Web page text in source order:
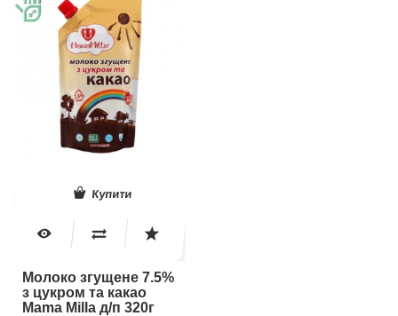
Купити
Молоко згущене 7.5%
з цукром та какао
Mama Milla д/п 320г